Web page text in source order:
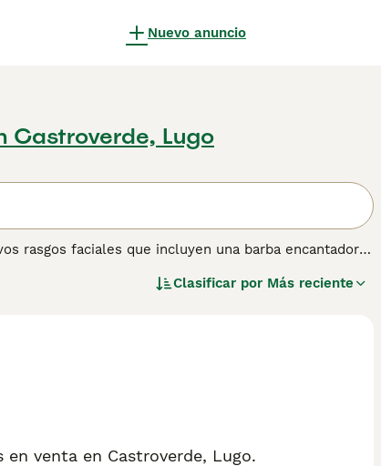
Nuevo anuncio
Castroverde, Lugo
rasgos faciales que incluyen una barba encantadora
ha sido el perro elegido entre los cazadores.
Clasificar por Más reciente
venta en Castroverde, Lugo.